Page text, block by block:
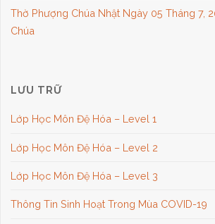
Thờ Phượng Chúa Nhật Ngày 05 Tháng 7,
Chúa
LƯU TRỮ
Lớp Học Môn Đệ Hóa – Level 1
Lớp Học Môn Đệ Hóa – Level 2
Lớp Học Môn Đệ Hóa – Level 3
Thông Tin Sinh Hoạt Trong Mùa COVID-19